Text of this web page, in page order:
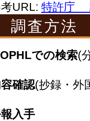
URL: 特許庁
調査方法
での検索(
確認(抄録・外
入手